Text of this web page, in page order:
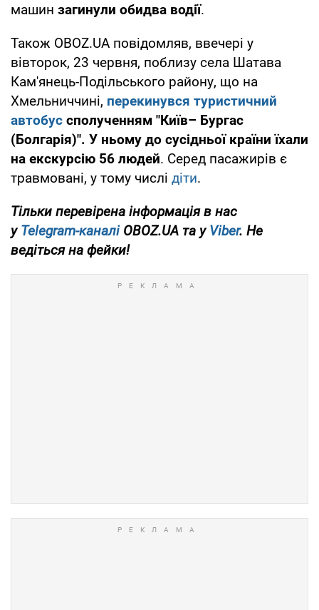
машин загинули обидва водії.
Також OBOZ.UA повідомляв, ввечері у
вівторок, 23 червня, поблизу села Шатава
Кам'янець-Подільського району, що на
Хмельниччині, перекинувся туристичний
автобус сполученням "Київ– Бургас
(Болгарія)". У ньому до сусідньої країни їхали
на екскурсію 56 людей. Серед пасажирів є
травмовані, у тому числі діти.
Тільки перевірена інформація в нас
уTelegram-каналіOBOZ.UA та уViber. Не
ведіться на фейки!